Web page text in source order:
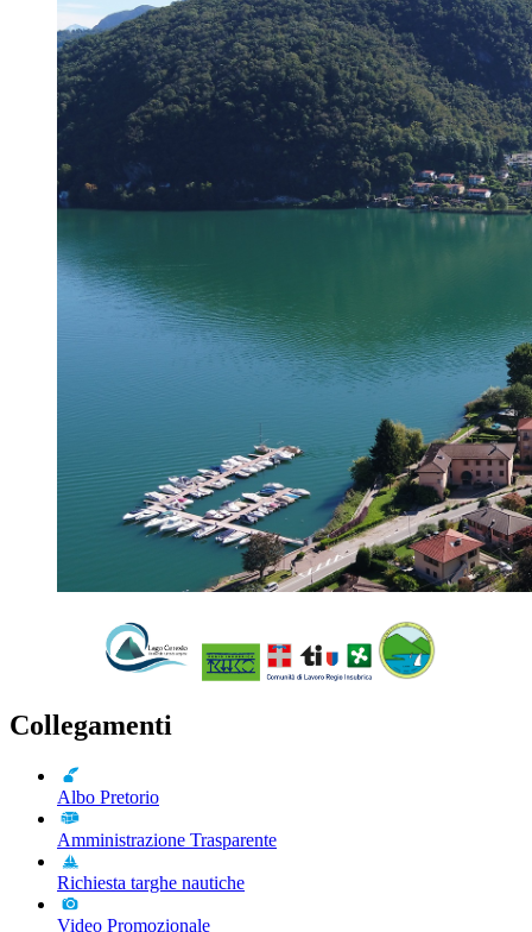
Collegamenti
Albo Pretorio
Amministrazione Trasparente
Richiesta targhe nautiche
Video Promozionale